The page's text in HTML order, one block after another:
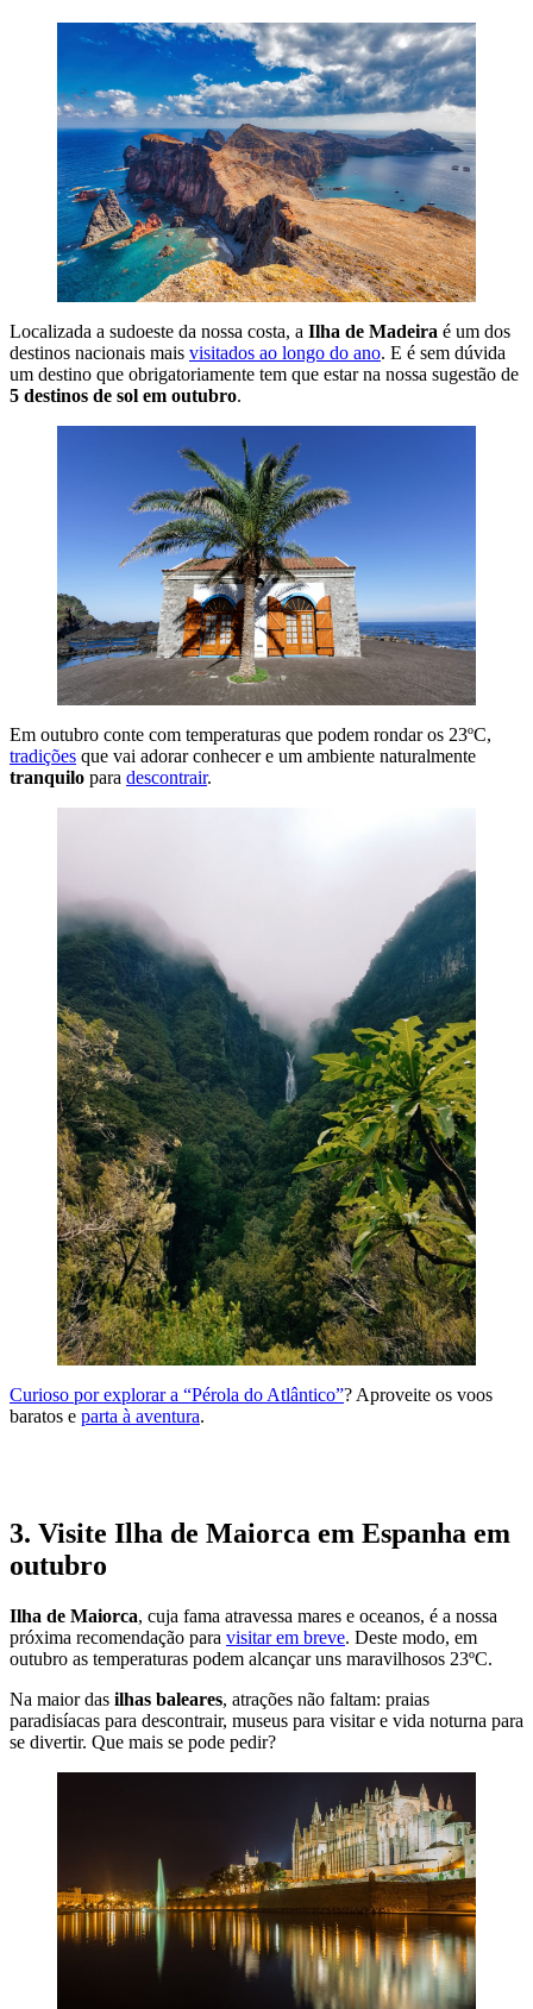
Localizada a sudoeste da nossa costa, a Ilha de Madeira é um dos
destinos nacionais mais visitados ao longo do ano. E é sem dúvida
um destino que obrigatoriamente tem que estar na nossa sugestão de
5 destinos de sol em outubro.
Em outubro conte com temperaturas que podem rondar os 23ºC,
tradições que vai adorar conhecer e um ambiente naturalmente
tranquilo para descontrair.
Curioso por explorar a “Pérola do Atlântico”? Aproveite os voos
baratos e parta à aventura.
3. Visite Ilha de Maiorca em Espanha em
outubro
Ilha de Maiorca, cuja fama atravessa mares e oceanos, é a nossa
próxima recomendação para visitar em breve. Deste modo, em
outubro as temperaturas podem alcançar uns maravilhosos 23ºC.
Na maior das ilhas baleares, atrações não faltam: praias
paradisíacas para descontrair, museus para visitar e vida noturna para
se divertir. Que mais se pode pedir?